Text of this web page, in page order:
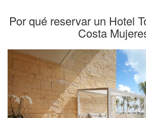
Por qué reservar un Hotel
Costa